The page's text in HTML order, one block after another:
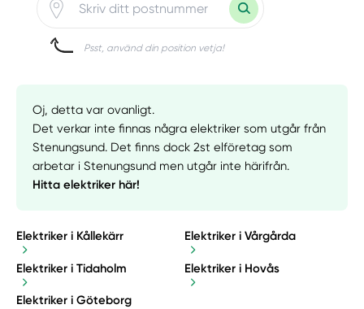
Psst, använd din position vetja!
Oj, detta var ovanligt.
Det verkar inte finnas några elektriker som utgår från
Stenungsund. Det finns dock 2st elföretag som
arbetar i Stenungsund men utgår inte härifrån.
Hitta elektriker här!
Elektriker i Kållekärr Elektriker i Vårgårda
Elektriker i Tidaholm Elektriker i Hovås
Elektriker i Göteborg